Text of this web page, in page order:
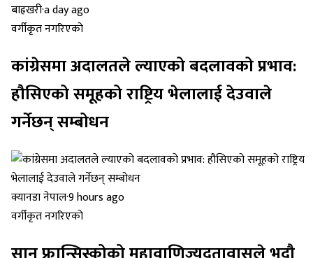
बाह्रखरी·a day ago
वर्गीकृत नगरिएको
कांग्रेसमा अदालतले ल्याएको बदलावको प्रभाव:
हौसिएको समूहको राष्ट्रिय भेलालाई देउवाले
गर्नेछन् सम्बोधन
क्यानडा नेपाल·9 hours ago
वर्गीकृत नगरिएको